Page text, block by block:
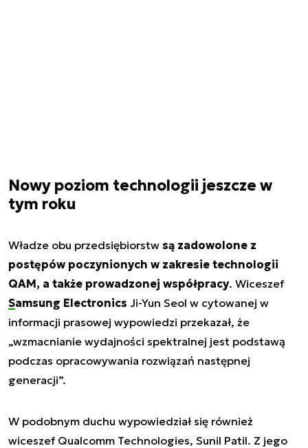
Nowy poziom technologii jeszcze w
tym roku
Władze obu przedsiębiorstw są zadowolone z
postępów poczynionych w zakresie technologii
QAM, a także prowadzonej współpracy. Wiceszef
Samsung Electronics Ji-Yun Seol w cytowanej w
informacji prasowej wypowiedzi przekazał, że
„wzmacnianie wydajności spektralnej jest podstawą
podczas opracowywania rozwiązań następnej
generacji”.
W podobnym duchu wypowiedział się również
wiceszef Qualcomm Technologies, Sunil Patil. Z jego